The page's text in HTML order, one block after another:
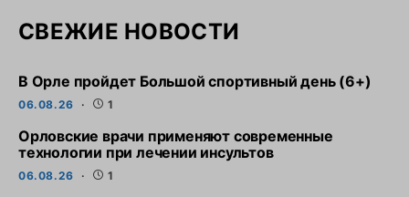
СВЕЖИЕ НОВОСТИ
В Орле пройдет Большой спортивный день (6+)
06.08.26 1
Орловские врачи применяют современные
технологии при лечении инсультов
06.08.26 1